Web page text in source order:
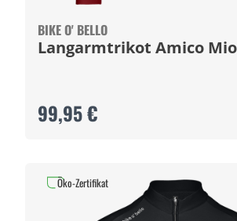
BIKE O' BELLO
Langarmtrikot Amico Mio
99,95 €
Öko-Zertifikat